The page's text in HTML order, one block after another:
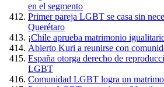
en el segmento
Primer pareja LGBT se casa sin
Querétaro
¡Chile aprueba matrimonio
Abierto Kuri a reunirse con
España otorga derecho de
LGBT
Comunidad LGBT logra un